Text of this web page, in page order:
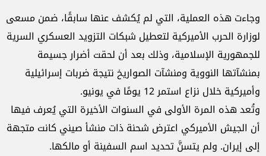
وجاءت هذه العملية، التي لم يُكشف عنها سابقًا، ضمن مسعى
لوزارة الحرب الأميركية لتعطيل شبكات التزويد العسكري السرية
للجمهورية الإسلامية، وذلك بعد أن لحقت أضرار جسيمة
بمنشآتها النووية ومنشآت الصواريخ نتيجة ضربات إسرائيلية
وأميركية خلال نزاع استمر 12 يومًا في يونيو.
وتُعد هذه المرة الأولى في السنوات الأخيرة التي يُعرف فيها
أن الجيش الأميركي اعترض شحنة ذات منشأ صيني كانت متجهة
إلى إيران. ولم يتسنَّ تحديد اسم السفينة أو مالكها.